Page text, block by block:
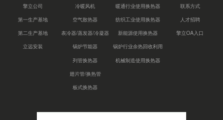
擎立公司
第一生产基地
第二生产基地
立远安装
冷暖风机
空气散热器
表冷器/蒸发器/冷凝器
锅炉节能器
列管换热器
翅片管/换热管
板式换热器
暖通行业使用换热器
纺织工业使用换热器
新能源使用换热器
锅炉行业余热回收利用
机械制造使用换热器
联系方式
人才招聘
擎立OA入口